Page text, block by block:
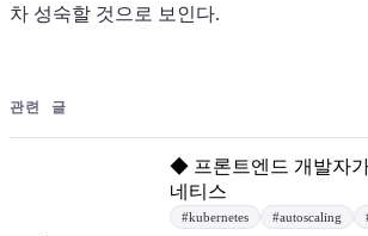
차 성숙할 것으로 보인다.
관련 글
◆ 프론트엔드 개발자
네티스
#kubernetes #autoscaling